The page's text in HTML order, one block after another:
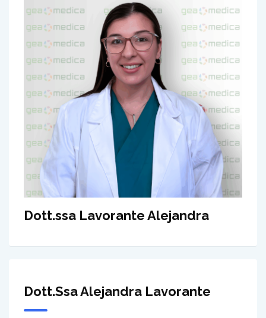
Dott.ssa Lavorante Alejandra
Dott.ssa Alejandra Lavorante